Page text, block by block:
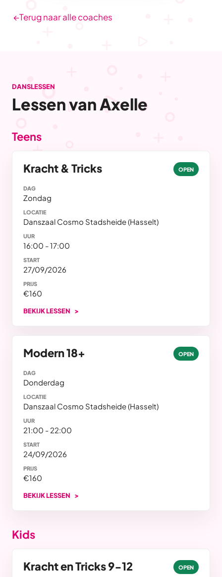
←Terug naar alle coaches
DANSLESSEN
Lessen van Axelle
Teens
Kracht & Tricks OPEN
DAG
Zondag
LOCATIE
Danszaal Cosmo Stadsheide (Hasselt)
UUR
16:00 - 17:00
START
27/09/2026
PRIJS
€160
BEKIJK LESSEN
Modern 18+ OPEN
DAG
Donderdag
LOCATIE
Danszaal Cosmo Stadsheide (Hasselt)
UUR
21:00 - 22:00
START
24/09/2026
PRIJS
€160
BEKIJK LESSEN
Kids
Kracht en Tricks 9-12 OPEN